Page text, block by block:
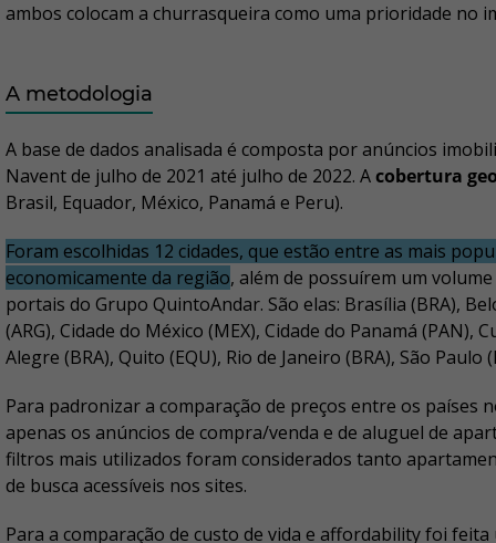
ambos colocam a churrasqueira como uma prioridade no
A metodologia
A base de dados analisada é composta por anúncios
Navent de julho de 2021 até julho de 2022. Acobertura
Brasil, Equador, México, Panamá e Peru).
Foram escolhidas 12 cidades, que estão entre as mais
economicamente da região, além de possuírem um
portais do Grupo QuintoAndar. São elas: Brasília (BRA),
(ARG), Cidade do México (MEX), Cidade do Panamá (PAN),
Alegre (BRA), Quito (EQU), Rio de Janeiro (BRA), São Paulo
Para padronizar a comparação de preços entre os países
apenas os anúncios de compra/venda e de aluguel de
filtros mais utilizados foram considerados tanto
de busca acessíveis nos sites.
Para a comparação de custo de vida e affordability foi